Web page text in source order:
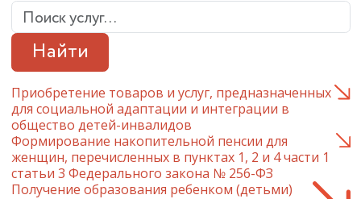
Найти
Приобретение товаров и услуг, предназначенных
для социальной адаптации и интеграции в
общество детей-инвалидов
Формирование накопительной пенсии для
женщин, перечисленных в пунктах 1, 2 и 4 части 1
статьи 3 Федерального закона № 256-ФЗ
Получение образования ребенком (детьми)